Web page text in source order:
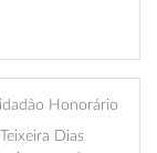
Honorário
Dias